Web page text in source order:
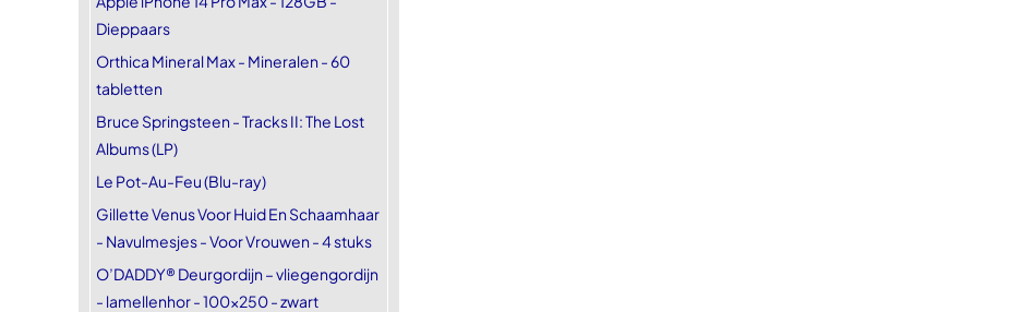
Dieppaars
Orthica Mineral Max - Mineralen - 60
tabletten
Bruce Springsteen - Tracks II: The Lost
Albums (LP)
Le Pot-Au-Feu (Blu-ray)
Gillette Venus Voor Huid En Schaamhaar
- Navulmesjes - Voor Vrouwen - 4 stuks
O’DADDY® Deurgordijn – vliegengordijn
- lamellenhor - 100x250 - zwart